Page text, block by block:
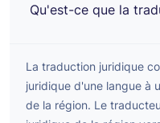
Qu'est-ce que la
La traduction juridique
juridique d'une langue à
de la région. Le